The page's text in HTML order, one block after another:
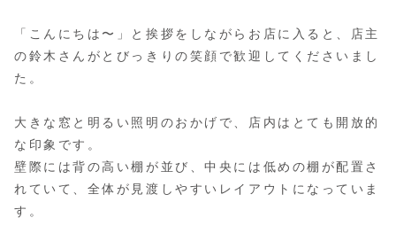
「こんにちは〜」と挨拶をしながらお店に入ると、店主
の鈴木さんがとびっきりの笑顔で歓迎してくださいまし
た。
大きな窓と明るい照明のおかげで、店内はとても開放的
な印象です。
壁際には背の高い棚が並び、中央には低めの棚が配置さ
れていて、全体が見渡しやすいレイアウトになっていま
す。